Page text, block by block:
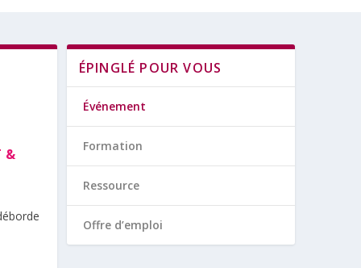
&
ÉPINGLÉ POUR VOUS
Événement
Formation
Ressource
Offre d’emploi